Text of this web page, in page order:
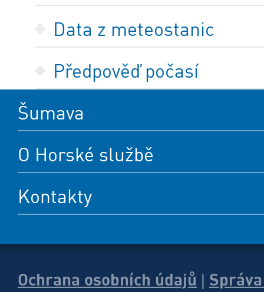
Data z meteostanic
Předpověď počasí
Šumava
O Horské službě
Kontakty
Ochrana osobních údajů